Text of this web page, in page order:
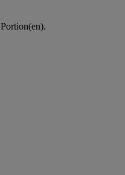
Portion(en).